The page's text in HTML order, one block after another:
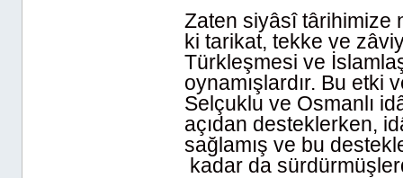
Zaten siyâsî târihimize
ki tarikat, tekke ve
Türkleşmesi ve
oynamışlardır. Bu etki
Selçuklu ve Osmanlı
açıdan desteklerken,
sağlamış ve bu
kadar da